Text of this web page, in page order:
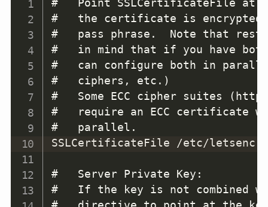
#   the certificate is encrypted,
#   pass phrase.  Note that
#   in mind that if you have both
#   can configure both in
#   ciphers, etc.)
#   Some ECC cipher suites
#   require an ECC certificate
#   parallel.
SSLCertificateFile /etc/
#   Server Private Key:
#   If the key is not combined